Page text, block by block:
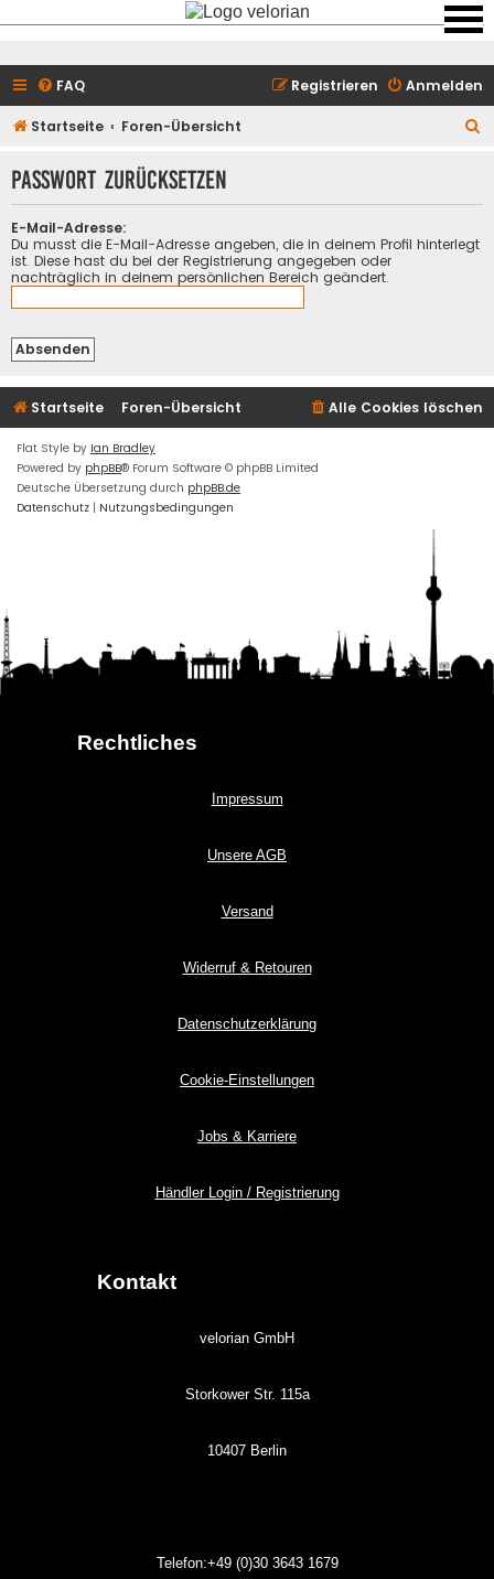
FAQ Anmelden
Registrieren
Startseite Foren-Übersicht
h
Passwort zurücksetzen
E-Mail-Adresse:
Du musst die E-Mail-Adresse angeben, die in deinem Profil hinterlegt
ist. Diese hast du bei der Registrierung angegeben oder
nachträglich in deinem persönlichen Bereich geändert.
Startseite Foren-Übersicht Alle Cookies löschen
Flat Style by Ian Bradley
Powered by phpBB® Forum Software © phpBB Limited
Deutsche Übersetzung durch phpBB.de
Datenschutz | Nutzungsbedingungen
Rechtliches
Impressum
Unsere AGB
Versand
Widerruf & Retouren
Datenschutzerklärung
Cookie-Einstellungen
Jobs & Karriere
Händler Login / Registrierung
Kontakt
velorian GmbH
Storkower Str. 115a
10407 Berlin
Telefon:+49 (0)3036431679